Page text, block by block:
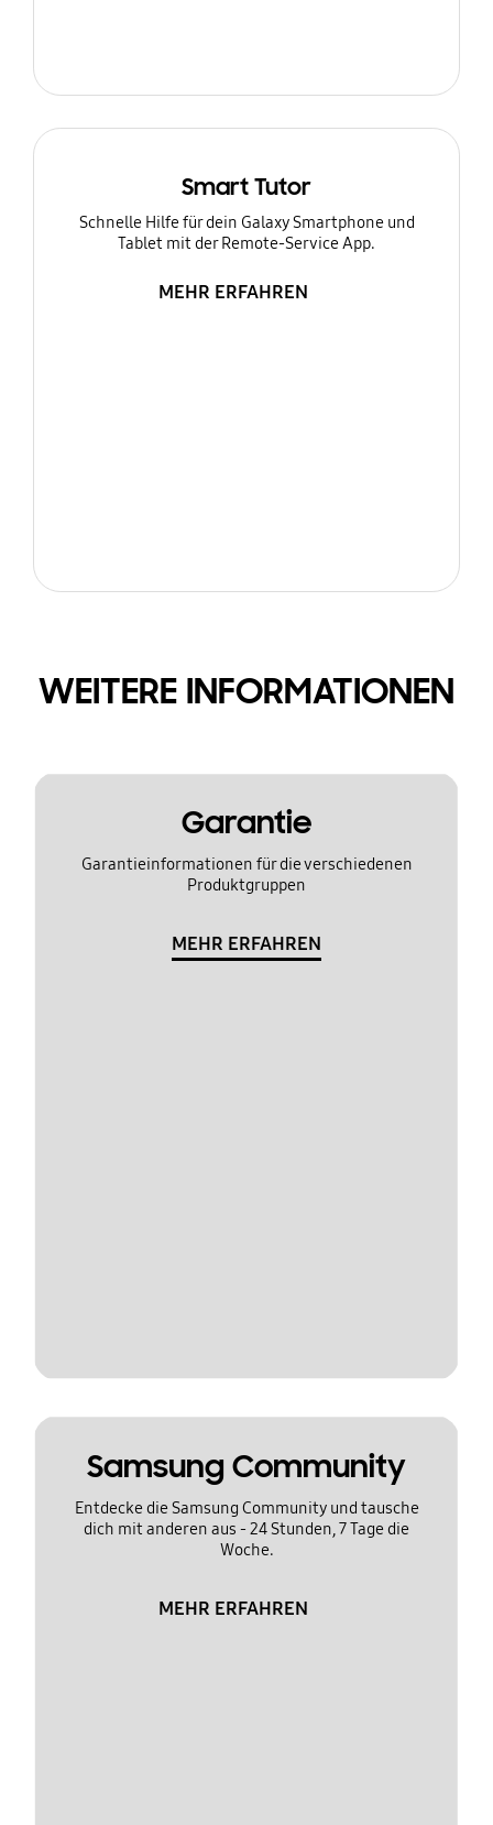
Smart Tutor
Schnelle Hilfe für dein Galaxy Smartphone und
Tablet mit der Remote-Service App.
MEHR ERFAHREN
WEITERE INFORMATIONEN
Garantie
Garantieinformationen für die verschiedenen
Produktgruppen
MEHR ERFAHREN
Samsung Community
Entdecke die Samsung Community und tausche
dich mit anderen aus - 24 Stunden, 7 Tage die
Woche.
MEHR ERFAHREN